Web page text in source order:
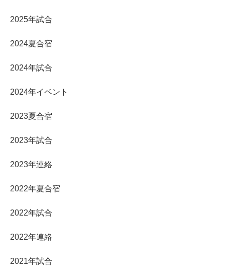
2025年試合
2024夏合宿
2024年試合
2024年イベント
2023夏合宿
2023年試合
2023年連絡
2022年夏合宿
2022年試合
2022年連絡
2021年試合